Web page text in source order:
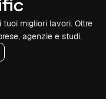
migliori lavori. Oltre
agenzie e studi.